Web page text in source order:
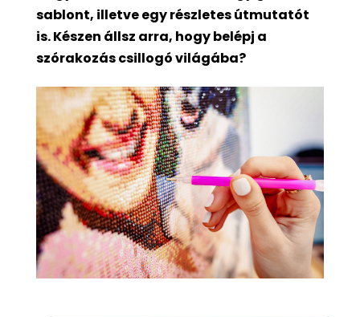
sablont, illetve egy részletes útmutatót
is. Készen állsz arra, hogy belépj a
szórakozás csillogó világába?